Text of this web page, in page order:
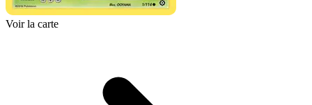
Voir la carte